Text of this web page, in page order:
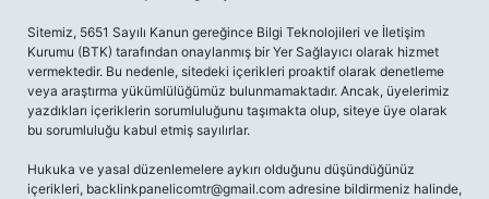
Sitemiz, 5651 Sayılı Kanun gereğince Bilgi Teknolojileri ve İletişim
Kurumu (BTK) tarafından onaylanmış bir Yer Sağlayıcı olarak hizmet
vermektedir. Bu nedenle, sitedeki içerikleri proaktif olarak denetleme
veya araştırma yükümlülüğümüz bulunmamaktadır. Ancak, üyelerimiz
yazdıkları içeriklerin sorumluluğunu taşımakta olup, siteye üye olarak
bu sorumluluğu kabul etmiş sayılırlar.
Hukuka ve yasal düzenlemelere aykırı olduğunu düşündüğünüz
içerikleri, backlinkpanelicomtr@gmail.com adresine bildirmeniz halinde,